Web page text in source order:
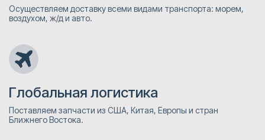
Осуществляем доставку всеми видами транспорта: морем,
воздухом, ж/д и авто.
Глобальная логистика
Поставляем запчасти из США, Китая, Европы и стран
Ближнего Востока.